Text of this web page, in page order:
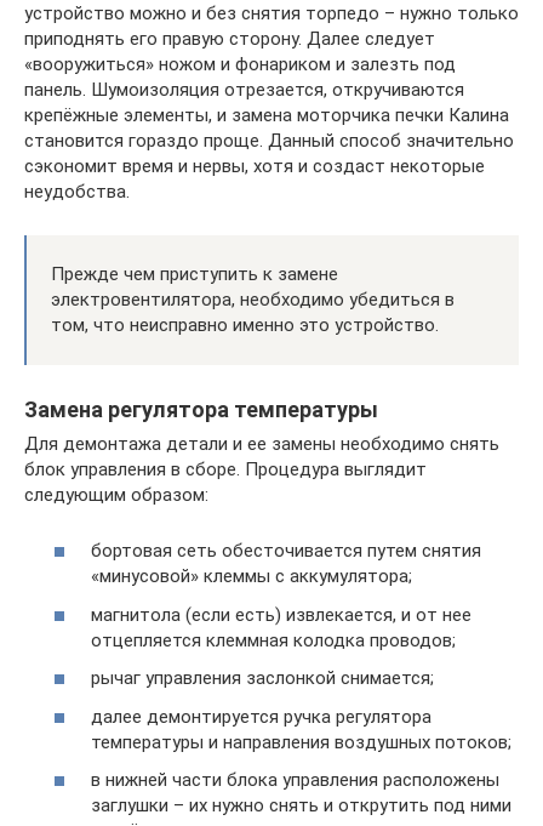
устройство можно и без снятия торпедо – нужно только
приподнять его правую сторону. Далее следует
«вооружиться» ножом и фонариком и залезть под
панель. Шумоизоляция отрезается, откручиваются
крепёжные элементы, и замена моторчика печки Калина
становится гораздо проще. Данный способ значительно
сэкономит время и нервы, хотя и создаст некоторые
неудобства.
Прежде чем приступить к замене
электровентилятора, необходимо убедиться в
том, что неисправно именно это устройство.
Замена регулятора температуры
Для демонтажа детали и ее замены необходимо снять
блок управления в сборе. Процедура выглядит
следующим образом:
бортовая сеть обесточивается путем снятия
«минусовой» клеммы с аккумулятора;
магнитола (если есть) извлекается, и от нее
отцепляется клеммная колодка проводов;
рычаг управления заслонкой снимается;
далее демонтируется ручка регулятора
температуры и направления воздушных потоков;
в нижней части блока управления расположены
заглушки – их нужно снять и открутить под ними